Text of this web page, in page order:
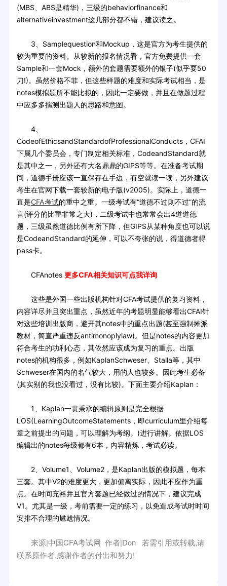
(MBS、ABS是精华)，三级的behaviorfinance和
alternativeinvestment这几部分都不错，建议读之。
3、Samplequestion和Mockup，这是官方为考生提供的
较为重要的资料。从较新的报名情况看，官方免费提供一套
Sample和一套Mock，额外的套题需要额外的银子(似乎要50
刀!)。虽然价格不菲，但这些样题的难度和实际考试相当，是
notes模拟题所不能比拟的，因此一定要做，并且在做题过程
中应多多揣测出题人的思路和意图。
4、
CodeofEthicsandStandardofProfessionalConducts，CFAI
下属几个委员会，专门制定相关标准，CodeandStandard就
是其中之一，另外还有大名鼎鼎的GIPS等等。在准备考试期
间，道德手册应该一直保存在手边，有空就读一读，另外建议
考生在官网下载一套较新的电子版(v2005)。实际上，道德一
直是CFA考试的重中之重。一级考试有“道德不过则不过”的流
言(评分的比重非常之大)，二级考试中也常常会出4道道德
题，三级虽然道德比例有所下降，但GIPS从某种角度也可以说
是CodeandStandard的延伸，可以不夸张的说，得道德者得
pass卡。
CFAnotes 更多CFA相关知识可点我详询
这些是外国一些出版机构针对CFA考试提供的复习资料，
内容详尽并且突出重点，虽然近年的考题明显能够看出CFAI针
对这些培训出版商，避开其notes中的重点出题(甚至强制摊派
教材，简直严重违反antimonoplylaw)。但是notes的内容更加
符合考生的功利心态，其依然应该成为复习的重点。出版
notes的机构很多，例如KaplanSchweser、Stalla等，其中
Schweser在国内的名气较大，用的人也较多。因此考生必备
(其实别的我也没看过，没有比较)。下面主要介绍Kaplan：
1、Kaplan一贯秉承的编辑原则是完全根据
LOS(LearningOutcomeStatements，即curriculum里介绍每
章之前提出的问题，可以理解为考纲。)进行讲解。依据LOS
编辑出的notes每级都有6本，内容精炼，考试必读。
2、Volume1、Volume2，是Kaplan出版的模拟题，每本
三套。其中V2的难度更大，更加偏离实际，因此不应作为重
点。在时间充裕并且官方套题已经做过的情况下，建议完成
V1。尤其是一级，考前需要一定的练习，以免造成考试时时间
安排不合理的尴尬情况。
来源|中国CFA考试网 作者|Don 若需引用或转载,请
联系原作者,感谢作者的付出和努力!